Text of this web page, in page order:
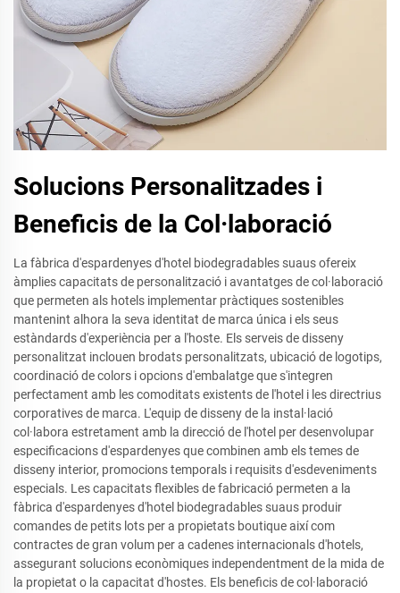
Solucions Personalitzades i
Beneficis de la Col·laboració
La fàbrica d'espardenyes d'hotel biodegradables suaus ofereix
àmplies capacitats de personalització i avantatges de col·laboració
que permeten als hotels implementar pràctiques sostenibles
mantenint alhora la seva identitat de marca única i els seus
estàndards d'experiència per a l'hoste. Els serveis de disseny
personalitzat inclouen brodats personalitzats, ubicació de logotips,
coordinació de colors i opcions d'embalatge que s'integren
perfectament amb les comoditats existents de l'hotel i les directrius
corporatives de marca. L'equip de disseny de la instal·lació
col·labora estretament amb la direcció de l'hotel per desenvolupar
especificacions d'espardenyes que combinen amb els temes de
disseny interior, promocions temporals i requisits d'esdeveniments
especials. Les capacitats flexibles de fabricació permeten a la
fàbrica d'espardenyes d'hotel biodegradables suaus produir
comandes de petits lots per a propietats boutique així com
contractes de gran volum per a cadenes internacionals d'hotels,
assegurant solucions econòmiques independentment de la mida de
la propietat o la capacitat d'hostes. Els beneficis de col·laboració